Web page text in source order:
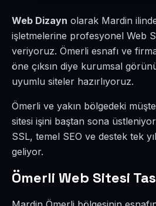
Web Dizayn olarak Mardin
işletmelerine profesyonel Web
veriyoruz. Ömerli esnafı ve
öne çıksın diye kurumsal
uyumlu siteler hazırlıyoruz.
Ömerli ve yakın bölgedeki
sitesi işini baştan sona
SSL, temel SEO ve destek tek
geliyor.
Ömerli Web Sitesi